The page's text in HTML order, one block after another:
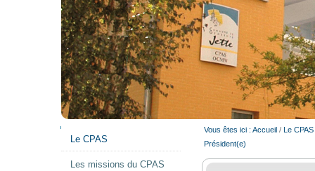
NAVIGATION
Le CPAS
Les missions du CPAS
Vous êtes ici : Accueil / Le CPAS
Président(e)